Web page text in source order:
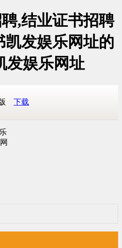
聘,结业证书招聘
凯发娱乐网址的
发娱乐网址
下载